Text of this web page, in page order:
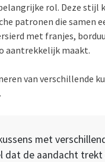
rol. Deze
patronen die samen
met franjes,
aantrekkelijk maakt.
van verschillende
met
dat de aandacht